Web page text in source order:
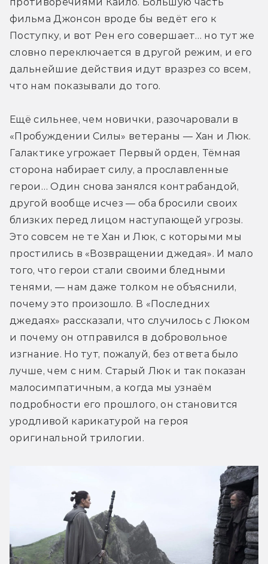
противоречиями Кайло. Большую часть
фильма Джонсон вроде бы ведёт его к
Поступку, и вот Рен его совершает… но тут же
словно переключается в другой режим, и его
дальнейшие действия идут вразрез со всем,
что нам показывали до того.
Ещё сильнее, чем новички, разочаровали в
«Пробуждении Силы» ветераны — Хан и Люк.
Галактике угрожает Первый орден, Тёмная
сторона набирает силу, а прославленные
герои… Один снова занялся контрабандой,
другой вообще исчез — оба бросили своих
близких перед лицом наступающей угрозы.
Это совсем не те Хан и Люк, с которыми мы
простились в «Возвращении джедая». И мало
того, что герои стали своими бледными
тенями, — нам даже толком не объяснили,
почему это произошло. В «Последних
джедаях» рассказали, что случилось с Люком
и почему он отправился в добровольное
изгнание. Но тут, пожалуй, без ответа было
лучше, чем с ним. Старый Люк и так показан
малосимпатичным, а когда мы узнаём
подробности его прошлого, он становится
уродливой карикатурой на героя
оригинальной трилогии.